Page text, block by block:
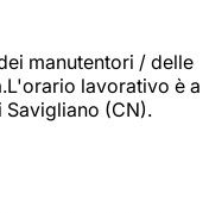
manutentori / delle
lavorativo è a
Savigliano (CN).